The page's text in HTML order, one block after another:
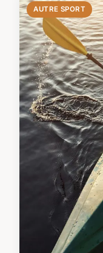
AUTRE SPORT